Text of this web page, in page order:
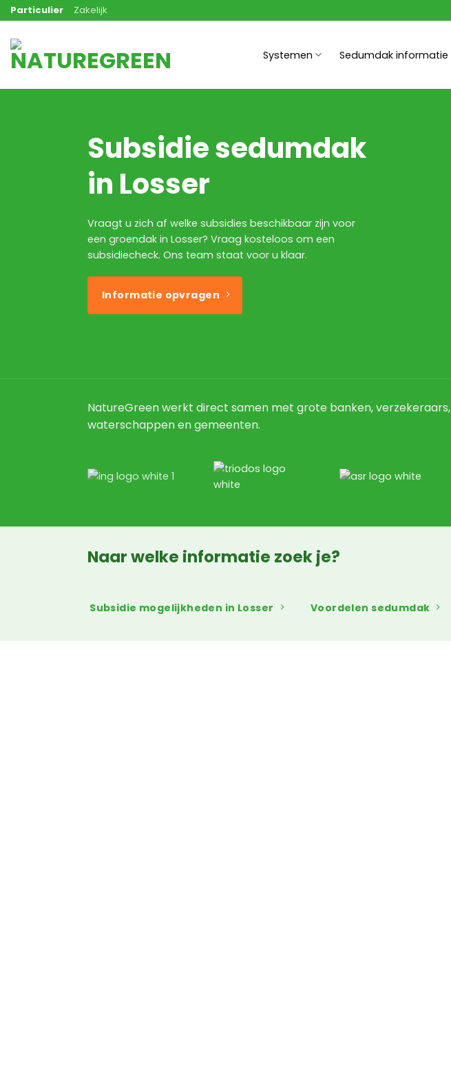
Ga
naar
inhoud
Particulier Zakelijk
Systemen Sedumdak informatie
Subsidie sedumdak
in Losser
Vraagt u zich af welke subsidies beschikbaar zijn voor
een groendak in Losser? Vraag kosteloos om een
subsidiecheck. Ons team staat voor u klaar.
Informatie opvragen
NatureGreen werkt direct samen met grote banken, verzekeraars,
waterschappen en gemeenten.
Naar welke informatie zoek je?
Subsidie mogelijkheden in Losser Voordelen sedumdak